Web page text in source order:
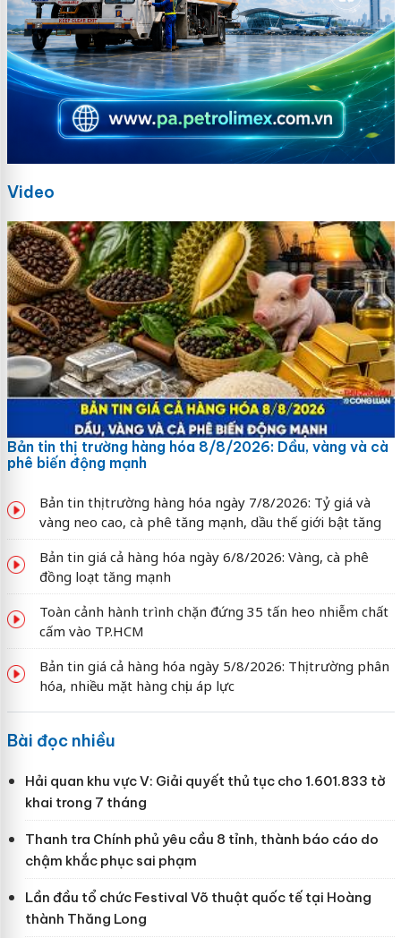
Video
Bản tin thị trường hàng hóa 8/8/2026: Dầu, vàng và cà
phê biến động mạnh
Bản tin thị trường hàng hóa ngày 7/8/2026: Tỷ giá và
vàng neo cao, cà phê tăng mạnh, dầu thế giới bật tăng
Bản tin giá cả hàng hóa ngày 6/8/2026: Vàng, cà phê
đồng loạt tăng mạnh
Toàn cảnh hành trình chặn đứng 35 tấn heo nhiễm chất
cấm vào TP.HCM
Bản tin giá cả hàng hóa ngày 5/8/2026: Thị trường phân
hóa, nhiều mặt hàng chịu áp lực
Bài đọc nhiều
Hải quan khu vực V: Giải quyết thủ tục cho 1.601.833 tờ
khai trong 7 tháng
Thanh tra Chính phủ yêu cầu 8 tỉnh, thành báo cáo do
chậm khắc phục sai phạm
Lần đầu tổ chức Festival Võ thuật quốc tế tại Hoàng
thành Thăng Long